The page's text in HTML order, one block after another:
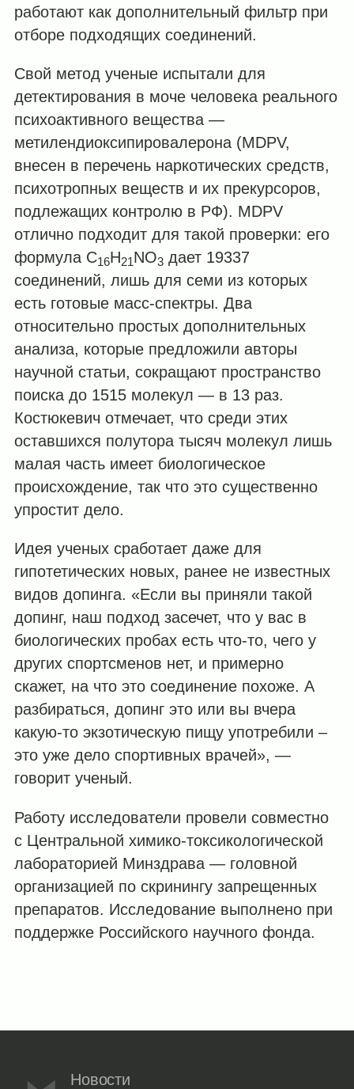
работают как дополнительный фильтр при
отборе подходящих соединений.
Свой метод ученые испытали для
детектирования в моче человека реального
психоактивного вещества —
метилендиоксипировалерона (MDPV,
внесен в перечень наркотических средств,
психотропных веществ и их прекурсоров,
подлежащих контролю в РФ). MDPV
отлично подходит для такой проверки: его
формула C16H21NO3дает 19337
соединений, лишь для семи из которых
есть готовые масс-спектры. Два
относительно простых дополнительных
анализа, которые предложили авторы
научной статьи, сокращают пространство
поиска до 1515 молекул — в 13 раз.
Костюкевич отмечает, что среди этих
оставшихся полутора тысяч молекул лишь
малая часть имеет биологическое
происхождение, так что это существенно
упростит дело.
Идея ученых сработает даже для
гипотетических новых, ранее не известных
видов допинга. «Если вы приняли такой
допинг, наш подход засечет, что у вас в
биологических пробах есть что-то, чего у
других спортсменов нет, и примерно
скажет, на что это соединение похоже. А
разбираться, допинг это или вы вчера
какую-то экзотическую пищу употребили –
это уже дело спортивных врачей», —
говорит ученый.
Работу исследователи провели совместно
с Центральной химико-токсикологической
лабораторией Минздрава — головной
организацией по скринингу запрещенных
препаратов. Исследование выполнено при
поддержке Российского научного фонда.
Новости